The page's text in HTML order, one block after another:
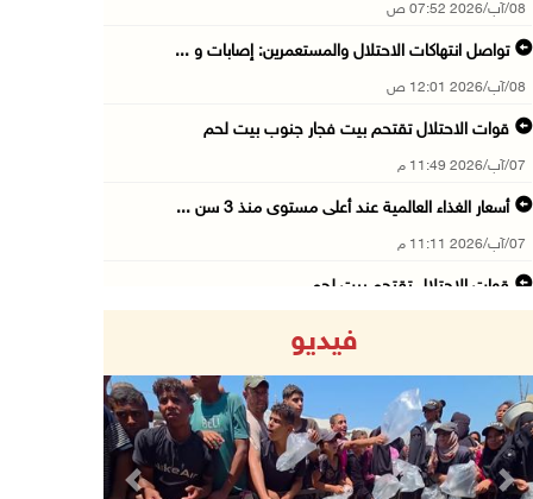
08/آب/2026 07:52 ص
تواصل انتهاكات الاحتلال والمستعمرين: إصابات و ...
08/آب/2026 12:01 ص
قوات الاحتلال تقتحم بيت فجار جنوب بيت لحم
07/آب/2026 11:49 م
أسعار الغذاء العالمية عند أعلى مستوى منذ 3 سن ...
07/آب/2026 11:11 م
قوات الاحتلال تقتحم بيت لحم
07/آب/2026 10:17 م
قوات الاحتلال تغلق مداخل يعبد جنوب غرب جنين
07/آب/2026 10:15 م
فيديو
Previous Next